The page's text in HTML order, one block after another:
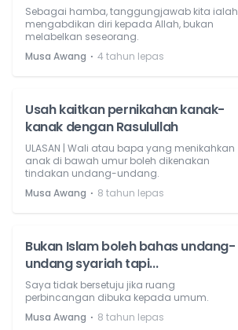
Sebagai hamba, tanggungjawab kita ialah
mengabdikan diri kepada Allah, bukan
melabelkan seseorang.
Musa Awang ⋅ 4 tahun lepas
Usah kaitkan pernikahan kanak-
kanak dengan Rasulullah
ULASAN | Wali atau bapa yang menikahkan
anak di bawah umur boleh dikenakan
tindakan undang-undang.
Musa Awang ⋅ 8 tahun lepas
Bukan Islam boleh bahas undang-
undang syariah tapi...
Saya tidak bersetuju jika ruang
perbincangan dibuka kepada umum.
Musa Awang ⋅ 8 tahun lepas